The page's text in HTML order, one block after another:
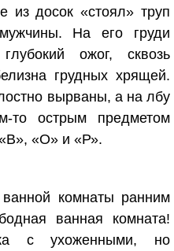
из досок «стоял» труп
На его груди
ожог, сквозь
грудных хрящей.
вырваны, а на лбу
то острым предметом
«О» и «Р».
комнаты ранним
ванная комната!
с ухоженными, но